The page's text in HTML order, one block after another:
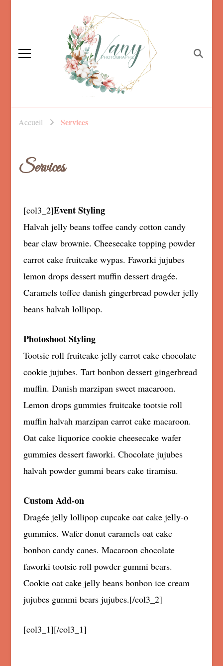
Vanessa Foucault,
Accueil Services
Services
[col3_2]Event Styling
Halvah jelly beans toffee candy cotton candy
bear claw brownie. Cheesecake topping powder
carrot cake fruitcake wypas. Faworki jujubes
lemon drops dessert muffin dessert dragée.
Caramels toffee danish gingerbread powder jelly
beans halvah lollipop.
Photoshoot Styling
Tootsie roll fruitcake jelly carrot cake chocolate
cookie jujubes. Tart bonbon dessert gingerbread
muffin. Danish marzipan sweet macaroon.
Lemon drops gummies fruitcake tootsie roll
muffin halvah marzipan carrot cake macaroon.
Oat cake liquorice cookie cheesecake wafer
gummies dessert faworki. Chocolate jujubes
halvah powder gummi bears cake tiramisu.
Custom Add-on
Dragée jelly lollipop cupcake oat cake jelly-o
gummies. Wafer donut caramels oat cake
bonbon candy canes. Macaroon chocolate
faworki tootsie roll powder gummi bears.
Cookie oat cake jelly beans bonbon ice cream
jujubes gummi bears jujubes.[/col3_2]
[col3_1][/col3_1]